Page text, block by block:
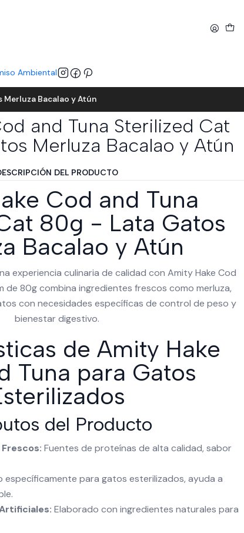
Ambiental
Bacalao y Atún
and Tuna Sterilized Cat
Merluza Bacalao y Atún
DEL PRODUCTO
Cod and Tuna
80g - Lata Gatos
Bacalao y Atún
experiencia culinaria de calidad con Amity Hake Cod
de 80g combina ingredientes frescos como merluza,
con necesidades específicas de control de peso y
bienestar digestivo.
de Amity Hake
Tuna para Gatos
del Producto
Fuentes de proteínas de alta calidad, sabor
específicamente para gatos esterilizados, ayuda a
Elaborado con ingredientes naturales para